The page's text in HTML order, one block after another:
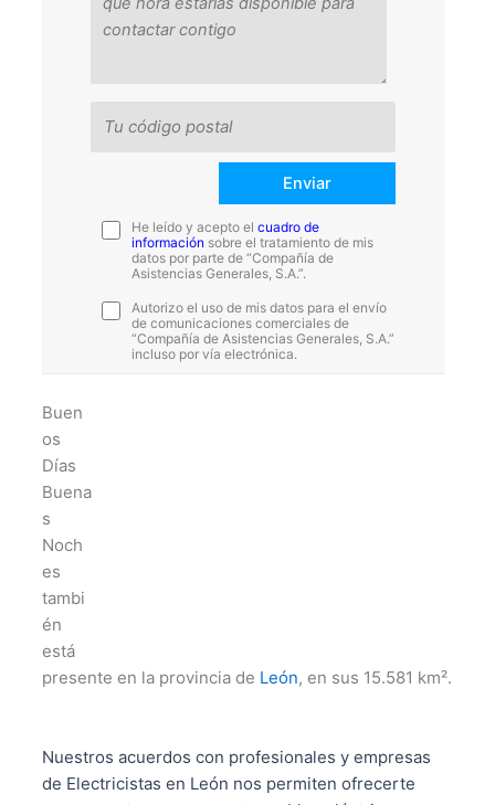
He leído y acepto elcuadro de
información sobre el tratamiento de mis
datos por parte de “Compañía de
Asistencias Generales, S.A.”.
Autorizo el uso de mis datos para el envío
de comunicaciones comerciales de
“Compañía de Asistencias Generales, S.A.”
incluso por vía electrónica.
Buen
os
Días
Buena
s
Noch
es
tambi
én
está
presente en la provincia de León, en sus 15.581 km².
Nuestros acuerdos con profesionales y empresas
de Electricistas en León nos permiten ofrecerte